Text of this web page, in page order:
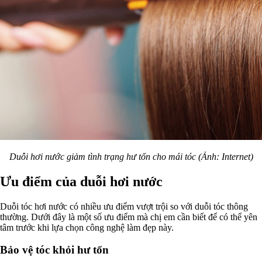
Duỗi hơi nước giảm tình trạng hư tổn cho mái tóc (Ảnh: Internet)
Ưu điểm của duỗi hơi nước
Duỗi tóc hơi nước có nhiều ưu điểm vượt trội so với duỗi tóc thông
thường. Dưới đây là một số ưu điểm mà chị em cần biết để có thể yên
tâm trước khi lựa chọn công nghệ làm đẹp này.
Bảo vệ tóc khỏi hư tổn